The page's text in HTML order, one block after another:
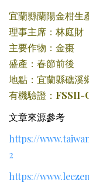
宜蘭縣蘭陽金柑生
理事主席：林庭財
主要作物：金棗
盛產：春節前後
地點：宜蘭縣礁溪
有機驗證： FSSII-
文章來源參考
https://
2
https://